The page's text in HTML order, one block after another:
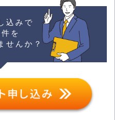
込みで
を
せんか？